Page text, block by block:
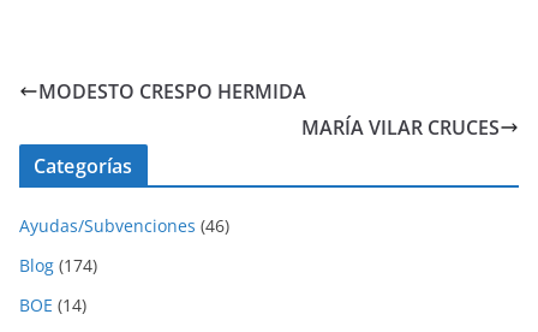
MODESTO CRESPO HERMIDA
MARÍA VILAR CRUCES
Categorías
Ayudas/Subvenciones (46)
Blog (174)
BOE (14)